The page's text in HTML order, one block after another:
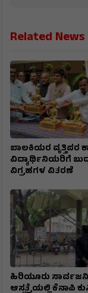
Related News
ಬಾಲಕಿಯರ ವೃತ್ತಿಪರ
ವಿದ್ಯಾರ್ಥಿನಿಯರಿಗೆ
ವಿಗ್ರಹಗಳ ವಿತರಣೆ
ಹಿರಿಯೂರು
ಆಸ್ಪತ್ರೆಯಲ್ಲಿ ಕೆನಾಪಿ